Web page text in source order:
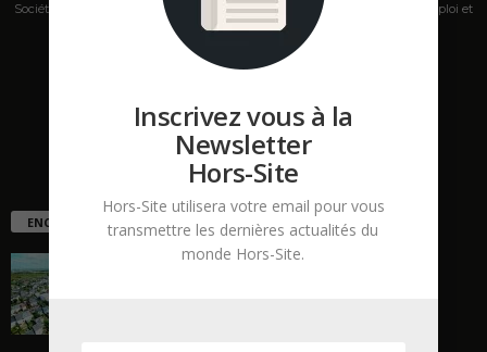
Société de presse, plateforme de mise en relation sur les marchés B2B, emploi et
salons s'adressant aux professionnels de la construction Hors Site.
ENCORE PLUS D'ARTICLES
La ruée vers l’Ouest
Inscrivez vous à la
Newsletter
Hors-Site
Hors-Site utilisera votre email pour vous
transmettre les dernières actualités du
monde Hors-Site.